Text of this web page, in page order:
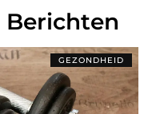
Berichten
GEZONDHEID